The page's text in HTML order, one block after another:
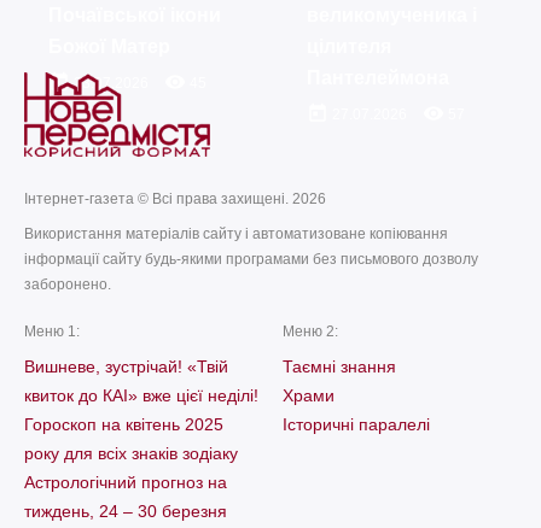
today23.07.2026
Інтернет-газета © Всі права захищені. 2026
Використання матеріалів сайту і автоматизоване копіювання
інформації сайту будь-якими програмами без письмового дозволу
заборонено.
Меню 1:
Вишневе, зустрічай! «Твій
квиток до КАІ» вже цієї неділі!
Гороскоп на квітень 2025
року для всіх знаків зодіаку
Астрологічний прогноз на
тиждень, 24 – 30 березня
Меню 2:
Таємні знання
Храми
Історичні паралелі